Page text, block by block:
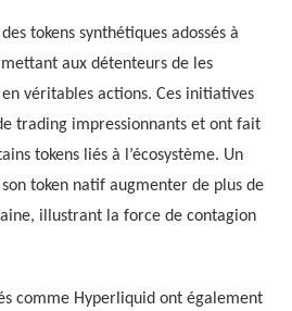
tokens synthétiques adossés à
aux détenteurs de les
véritables actions. Ces initiatives
trading impressionnants et ont fait
tokens liés à l’écosystème. Un
token natif augmenter de plus de
illustrant la force de contagion
comme Hyperliquid ont également